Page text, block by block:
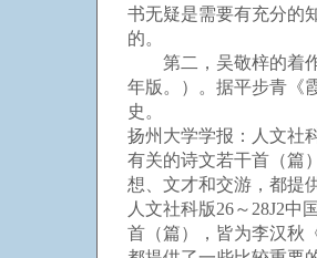
书无疑是需要有充分的
的。
第二，吴敬梓的着作
年版。）。据平步青《
史。
扬州大学学报：人文社
有关的诗文若干首（篇
想、文才和交游，都提
人文社科版26～28J2
首（篇），皆为李汉秋